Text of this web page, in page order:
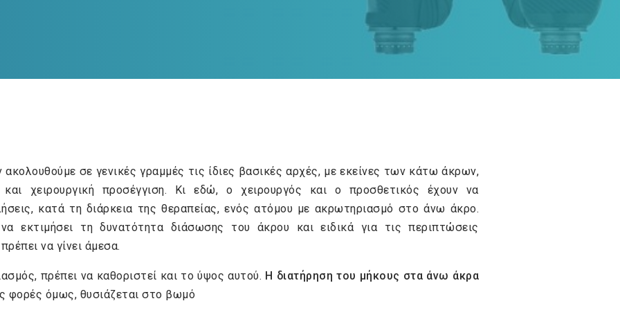
σε γενικές γραμμές τις ίδιες βασικές αρχές, με εκείνες των κάτω άκρων,
χειρουργική προσέγγιση. Κι εδώ, ο χειρουργός και ο προσθετικός έχουν να
κατά τη διάρκεια της θεραπείας, ενός ατόμου με ακρωτηριασμό στο άνω άκρο.
εκτιμήσει τη δυνατότητα διάσωσης του άκρου και ειδικά για τις περιπτώσεις
να γίνει άμεσα.
πρέπει να καθοριστεί και το ύψος αυτού. Η διατήρηση του μήκους στα άνω άκρα
φορές όμως, θυσιάζεται στο βωμό